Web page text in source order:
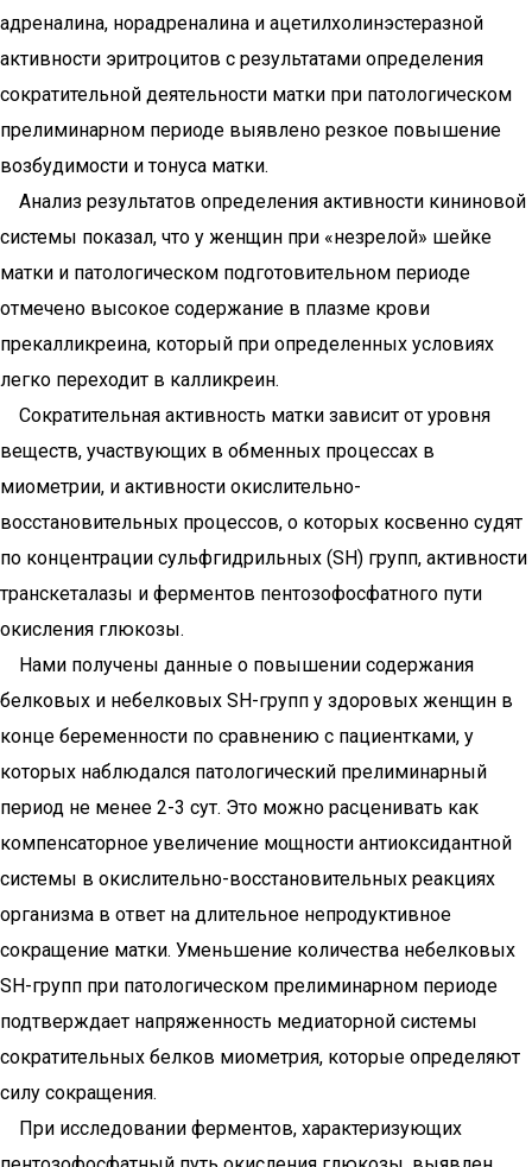
адреналина, норадреналина и ацетилхолинэстеразной
активности эритроцитов с результатами определения
сократительной деятельности матки при патологическом
прелиминарном периоде выявлено резкое повышение
возбудимости и тонуса матки.
Анализ результатов определения активности кининовой
системы показал, что у женщин при «незрелой» шейке
матки и патологическом подготовительном периоде
отмечено высокое содержание в плазме крови
прекалликреина, который при определенных условиях
легко переходит в калликреин.
Сократительная активность матки зависит от уровня
веществ, участвующих в обменных процессах в
миометрии, и активности окислительно-
восстановительных процессов, о которых косвенно судят
по концентрации сульфгидрильных (SH) групп, активности
транскеталазы и ферментов пентозофосфатного пути
окисления глюкозы.
Нами получены данные о повышении содержания
белковых и небелковых SH-групп у здоровых женщин в
конце беременности по сравнению с пациентками, у
которых наблюдался патологический прелиминарный
период не менее 2-3 сут. Это можно расценивать как
компенсаторное увеличение мощности антиоксидантной
системы в окислительно-восстановительных реакциях
организма в ответ на длительное непродуктивное
сокращение матки. Уменьшение количества небелковых
SH-групп при патологическом прелиминарном периоде
подтверждает напряженность медиаторной системы
сократительных белков миометрия, которые определяют
силу сокращения.
При исследовании ферментов, характеризующих